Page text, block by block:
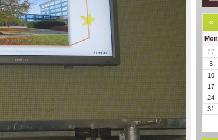
«
Mon
27
3
10
17
24
31